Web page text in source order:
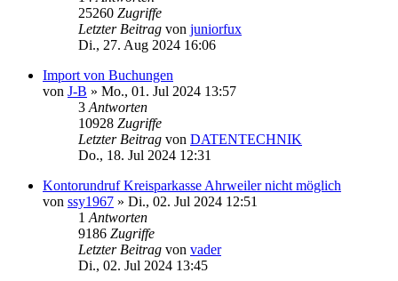
25260 Zugriffe
Letzter Beitrag von juniorfux
Di., 27. Aug 2024 16:06
Import von Buchungen
von J-B » Mo., 01. Jul 2024 13:57
3 Antworten
10928 Zugriffe
Letzter Beitrag von DATENTECHNIK
Do., 18. Jul 2024 12:31
Kontorundruf Kreisparkasse Ahrweiler nicht möglich
von ssy1967 » Di., 02. Jul 2024 12:51
1 Antworten
9186 Zugriffe
Letzter Beitrag von vader
Di., 02. Jul 2024 13:45